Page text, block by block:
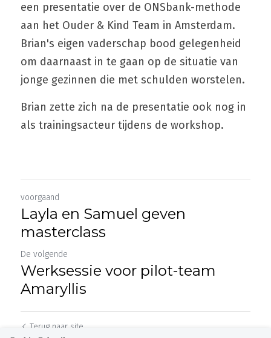
een presentatie over de ONSbank-methode
aan het Ouder & Kind Team in Amsterdam.
Brian's eigen vaderschap bood gelegenheid
om daarnaast in te gaan op de situatie van
jonge gezinnen die met schulden worstelen.
Brian zette zich na de presentatie ook nog in
als trainingsacteur tijdens de workshop.
voorgaand
Layla en Samuel geven
masterclass
De volgende
Werksessie voor pilot-team
Amaryllis
Terug naar site